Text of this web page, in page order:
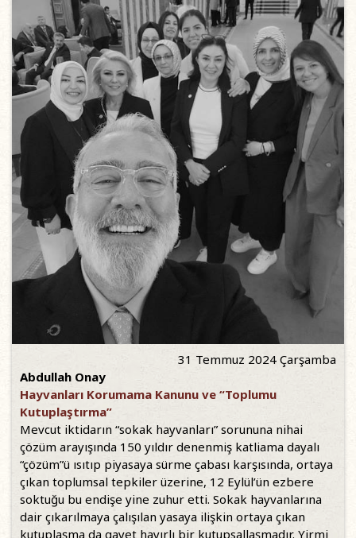
31 Temmuz 2024 Çarşamba
Abdullah Onay
Hayvanları Korumama Kanunu ve “Toplumu
Kutuplaştırma”
Mevcut iktidarın “sokak hayvanları” sorununa nihai
çözüm arayışında 150 yıldır denenmiş katliama dayalı
“çözüm”ü ısıtıp piyasaya sürme çabası karşısında, ortaya
çıkan toplumsal tepkiler üzerine, 12 Eylül’ün ezbere
soktuğu bu endişe yine zuhur etti. Sokak hayvanlarına
dair çıkarılmaya çalışılan yasaya ilişkin ortaya çıkan
kutuplaşma da gayet hayırlı bir kutupsallaşmadır. Yirmi